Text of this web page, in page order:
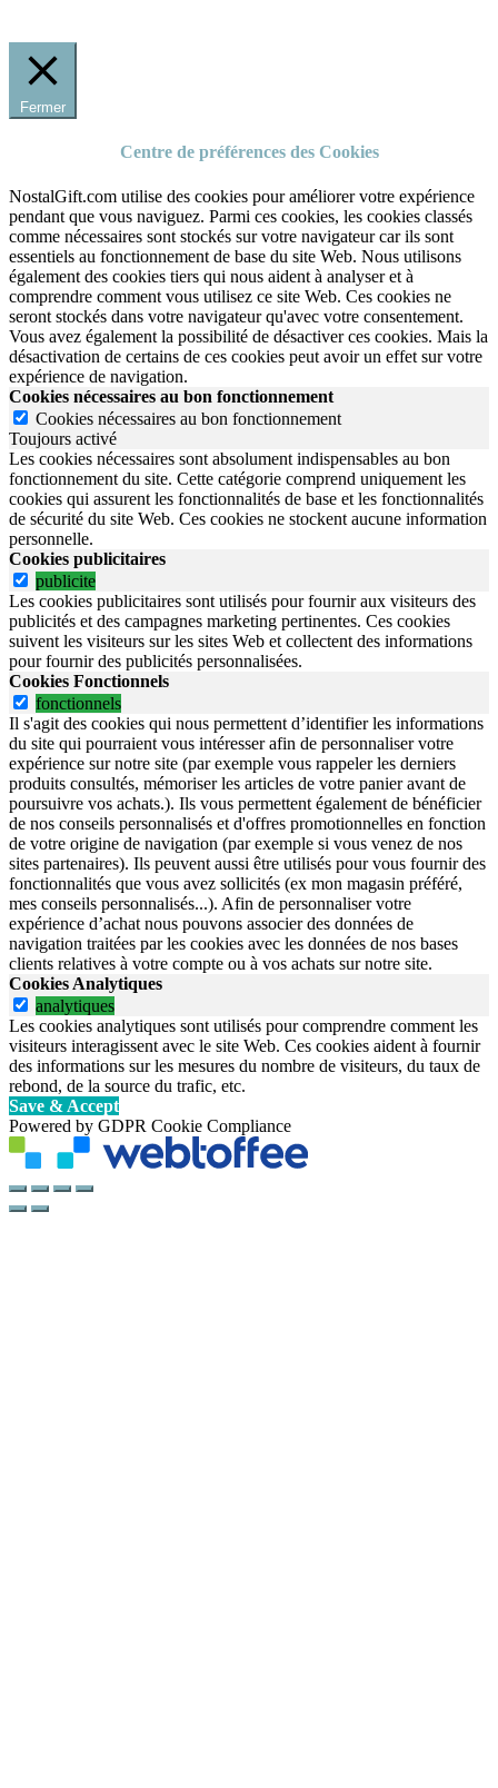
Fermer
Centre de préférences des Cookies
NostalGift.com utilise des cookies pour améliorer votre expérience
pendant que vous naviguez. Parmi ces cookies, les cookies classés
comme nécessaires sont stockés sur votre navigateur car ils sont
essentiels au fonctionnement de base du site Web. Nous utilisons
également des cookies tiers qui nous aident à analyser et à
comprendre comment vous utilisez ce site Web. Ces cookies ne
seront stockés dans votre navigateur qu'avec votre consentement.
Vous avez également la possibilité de désactiver ces cookies. Mais la
désactivation de certains de ces cookies peut avoir un effet sur votre
expérience de navigation.
Cookies nécessaires au bon fonctionnement
Cookies nécessaires au bon fonctionnement
Toujours activé
Les cookies nécessaires sont absolument indispensables au bon
fonctionnement du site. Cette catégorie comprend uniquement les
cookies qui assurent les fonctionnalités de base et les fonctionnalités
de sécurité du site Web. Ces cookies ne stockent aucune information
personnelle.
Cookies publicitaires
publicite
Les cookies publicitaires sont utilisés pour fournir aux visiteurs des
publicités et des campagnes marketing pertinentes. Ces cookies
suivent les visiteurs sur les sites Web et collectent des informations
pour fournir des publicités personnalisées.
Cookies Fonctionnels
fonctionnels
Il s'agit des cookies qui nous permettent d’identifier les informations
du site qui pourraient vous intéresser afin de personnaliser votre
expérience sur notre site (par exemple vous rappeler les derniers
produits consultés, mémoriser les articles de votre panier avant de
poursuivre vos achats.). Ils vous permettent également de bénéficier
de nos conseils personnalisés et d'offres promotionnelles en fonction
de votre origine de navigation (par exemple si vous venez de nos
sites partenaires). Ils peuvent aussi être utilisés pour vous fournir des
fonctionnalités que vous avez sollicités (ex mon magasin préféré,
mes conseils personnalisés...). Afin de personnaliser votre
expérience d’achat nous pouvons associer des données de
navigation traitées par les cookies avec les données de nos bases
clients relatives à votre compte ou à vos achats sur notre site.
Cookies Analytiques
analytiques
Les cookies analytiques sont utilisés pour comprendre comment les
visiteurs interagissent avec le site Web. Ces cookies aident à fournir
des informations sur les mesures du nombre de visiteurs, du taux de
rebond, de la source du trafic, etc.
Save & Accept
Powered by GDPR Cookie Compliance